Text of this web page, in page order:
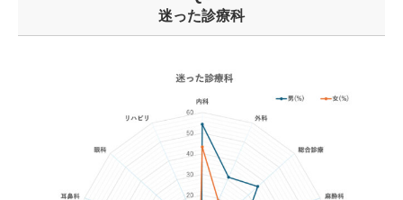
迷った診療科